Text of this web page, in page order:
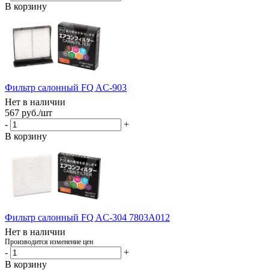
В корзину
Фильтр салонный FQ AC-903
Нет в наличии
567 руб./шт
-
+
В корзину
Фильтр салонный FQ AC-304 7803A012
Нет в наличии
Производится изменение цен
-
+
В корзину